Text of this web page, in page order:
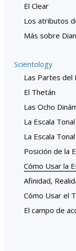
El Clear
Los atributos
Más sobre
Scientology
Las Partes del
El Thetán
Las Ocho
La Escala
La Escala Tonal
Posición de la
Cómo Usar la
Afinidad,
Cómo Usar el
El campo de